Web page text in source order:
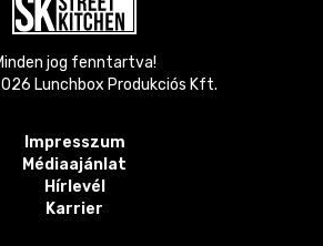
jog fenntartva!
Lunchbox Produkciós Kft.
Impresszum
Médiaajánlat
Hírlevél
Karrier